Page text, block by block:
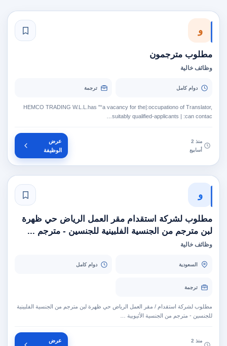
و
مطلوب مترجمون
وظائف خالية
دوام كامل ترجمة
HEMCO TRADING W.L.L.has "“a vacancy for the|:occupationo of Translator,
suitably qualified-applicants | :can contac…
منذ 2
أسابيع
عرض
الوظيفة
و
مطلوب لشركة استقدام مقر العمل الرياض حي ظهرة
لبن مترجم من الجنسية الفلبينية للجنسين - مترجم ...
وظائف خالية
السعودية دوام كامل
ترجمة
مطلوب لشركة استقدام / مقر العمل الرياض حي ظهرة لبن مترجم من الجنسية الفلبينية
للجنسين - مترجم من الجنسية الأثيوبية …
منذ 2
عرض